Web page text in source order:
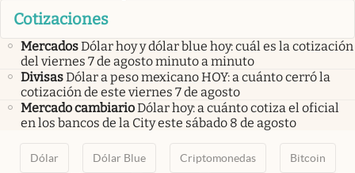
Cotizaciones
MercadosDólar hoy y dólar blue hoy: cuál es la cotización
del viernes 7 de agosto minuto a minuto
DivisasDólar a peso mexicano HOY: a cuánto cerró la
cotización de este viernes 7 de agosto
Mercado cambiarioDólar hoy: a cuánto cotiza el oficial
en los bancos de la City este sábado 8 de agosto
Dólar Dólar Blue Criptomonedas Bitcoin